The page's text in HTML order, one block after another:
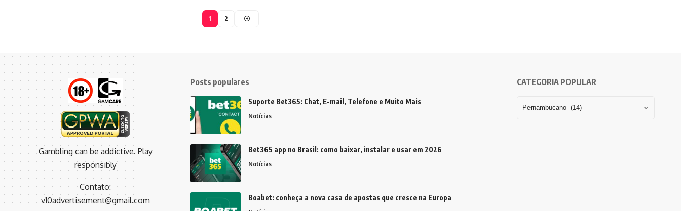
1 2
Gambling can be addictive. Play
responsibly
Contato:
v10advertisement@gmail.com
Posts populares
Suporte Bet365: Chat, E-mail, Telefone e Muito Mais
Notícias
Bet365 app no Brasil: como baixar, instalar e usar em 2026
Notícias
Boabet: conheça a nova casa de apostas que cresce na Europa
CATEGORIA POPULAR